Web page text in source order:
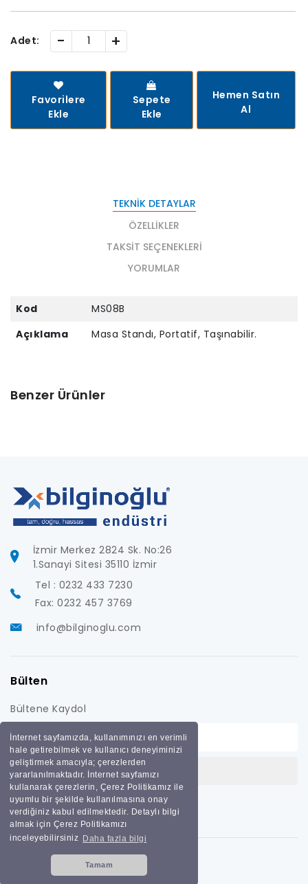
İnternet sayfamızda, kullanımınızı en verimli
hale getirebilmek ve kullanıcı deneyiminizi
geliştirmek amacıyla; çerezlerden
yararlanılmaktadır. İnternet sayfamızı
kullanarak çerezlerin, Çerez Politikamız ile
uyumlu bir şekilde kullanılmasına onay
verdiğiniz kabul edilmektedir. Detaylı bilgi
almak için Çerez Politikamızı
inceleyebilirsiniz Daha fazla bilgi
Tamam
Adet: - +
Favorilere
Ekle
Sepete
Ekle
Hemen Satın
Al
TEKNIK DETAYLAR
ÖZELLIKLER
TAKSIT SEÇENEKLERI
YORUMLAR
Kod
MS08B
Açıklama
Masa Standı, Portatif, Taşınabilir.
Benzer Ürünler
İzmir Merkez 2824 Sk. No:26
1.Sanayi Sitesi 35110 İzmir
Tel : 0232 433 7230
Fax: 0232 457 3769
info@bilginoglu.com
Bülten
Bültene Kaydol